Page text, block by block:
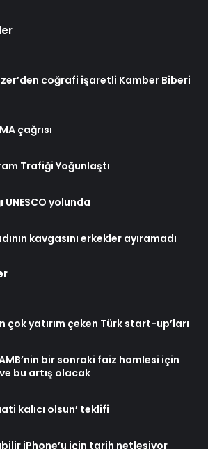
coğrafi işaretli Kamber Biberi
çağrısı
Trafiği Yoğunlaştı
yolunda
kavgasını erkekler ayıramadı
çok yatırım çeken Türk start-up’ları
bir sonraki faiz hamlesi için
bu artış olacak
kalıcı olsun’ teklifi
iPhone’u için tarih netleşiyor